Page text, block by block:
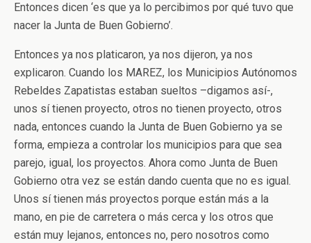
Entonces dicen ‘es que ya lo percibimos por qué tuvo que
nacer la Junta de Buen Gobierno’.
Entonces ya nos platicaron, ya nos dijeron, ya nos
explicaron. Cuando los MAREZ, los Municipios Autónomos
Rebeldes Zapatistas estaban sueltos –digamos así-,
unos sí tienen proyecto, otros no tienen proyecto, otros
nada, entonces cuando la Junta de Buen Gobierno ya se
forma, empieza a controlar los municipios para que sea
parejo, igual, los proyectos. Ahora como Junta de Buen
Gobierno otra vez se están dando cuenta que no es igual.
Unos sí tienen más proyectos porque están más a la
mano, en pie de carretera o más cerca y los otros que
están muy lejanos, entonces no, pero nosotros como